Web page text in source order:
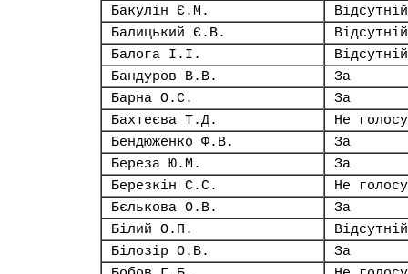
Бакулін Є.М.
Відсутній
Балицький Є.В.
Відсутній
Балога І.І.
Відсутній
Бандуров В.В.
За
Барна О.С.
За
Бахтеєва Т.Д.
Не
Бендюженко Ф.В.
За
Береза Ю.М.
За
Березкін С.С.
Не
Бєлькова О.В.
За
Білий О.П.
Відсутній
Білозір О.В.
За